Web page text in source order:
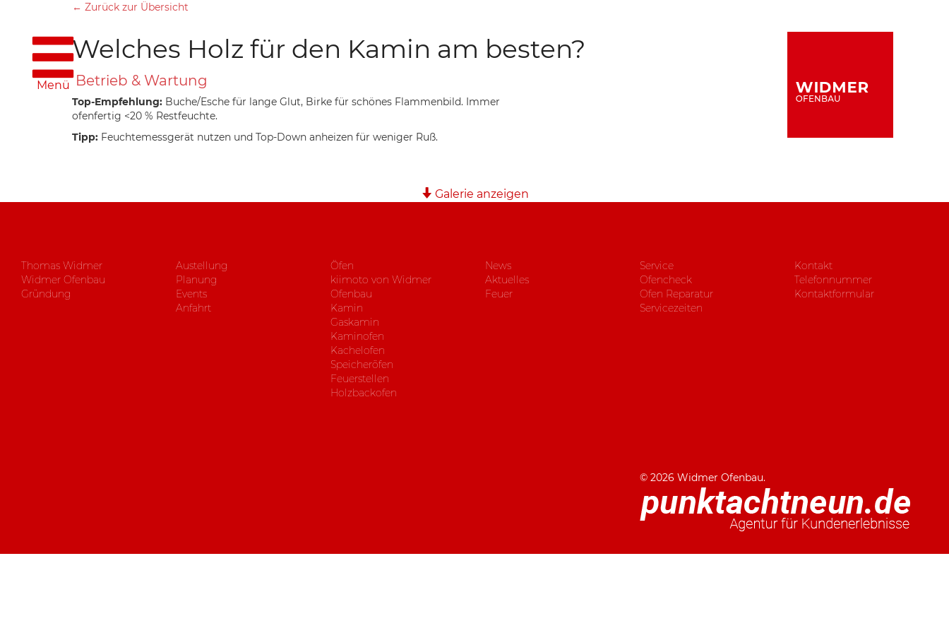
Menü
← Zurück zur Übersicht
Welches Holz für den Kamin am besten?
Betrieb & Wartung
Top-Empfehlung: Buche/Esche für lange Glut, Birke für schönes Flammenbild. Immer
ofenfertig <20 % Restfeuchte.
Tipp: Feuchtemessgerät nutzen und Top-Down anheizen für weniger Ruß.
Galerie anzeigen
Thomas Widmer
Widmer Ofenbau
Gründung
Austellung
Planung
Events
Anfahrt
Öfen
kiimoto von Widmer
Ofenbau
Kamin
Gaskamin
Kaminofen
Kachelofen
Speicheröfen
Feuerstellen
Holzbackofen
News
Aktuelles
Feuer
Service
Ofencheck
Ofen Reparatur
Servicezeiten
Kontakt
Telefonnummer
Kontaktformular
© 2026 Widmer Ofenbau.